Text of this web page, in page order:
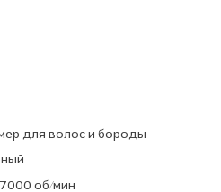
для волос и бороды
об/мин